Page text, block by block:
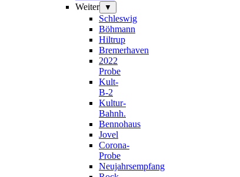
Weiter
▼
Schleswig
Böhmann
Hiltrup
Bremerhaven
2022
Probe
Kult-
B-2
Kultur-
Bahnh.
Bennohaus
Jovel
Corona-
Probe
Neujahrsempfang